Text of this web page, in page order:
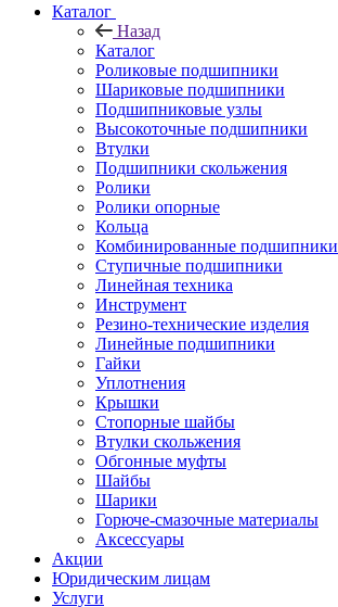
Каталог
Назад
Каталог
Роликовые подшипники
Шариковые подшипники
Подшипниковые узлы
Высокоточные подшипники
Втулки
Подшипники скольжения
Ролики
Ролики опорные
Кольца
Комбинированные подшипники
Ступичные подшипники
Линейная техника
Инструмент
Резино-технические изделия
Линейные подшипники
Гайки
Уплотнения
Крышки
Стопорные шайбы
Втулки скольжения
Обгонные муфты
Шайбы
Шарики
Горюче-смазочные материалы
Аксессуары
Акции
Юридическим лицам
Услуги